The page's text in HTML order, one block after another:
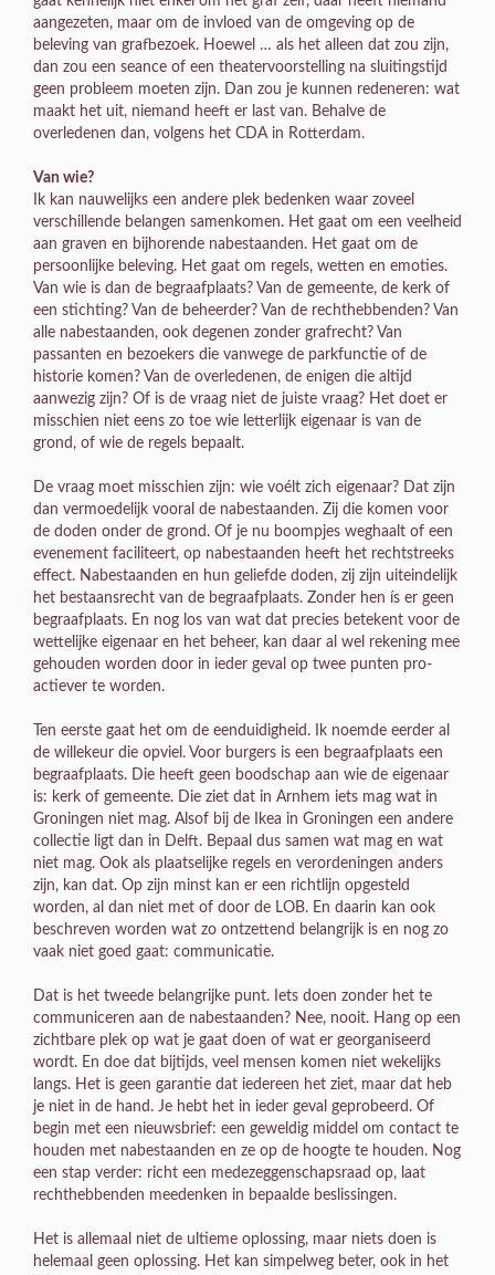
aangezeten, maar om de invloed van de omgeving op de
beleving van grafbezoek. Hoewel … als het alleen dat zou zijn,
dan zou een seance of een theatervoorstelling na sluitingstijd
geen probleem moeten zijn. Dan zou je kunnen redeneren: wat
maakt het uit, niemand heeft er last van. Behalve de
overledenen dan, volgens het CDA in Rotterdam.
Van wie?
Ik kan nauwelijks een andere plek bedenken waar zoveel
verschillende belangen samenkomen. Het gaat om een veelheid
aan graven en bijhorende nabestaanden. Het gaat om de
persoonlijke beleving. Het gaat om regels, wetten en emoties.
Van wie is dan de begraafplaats? Van de gemeente, de kerk of
een stichting? Van de beheerder? Van de rechthebbenden? Van
alle nabestaanden, ook degenen zonder grafrecht? Van
passanten en bezoekers die vanwege de parkfunctie of de
historie komen? Van de overledenen, de enigen die altijd
aanwezig zijn? Of is de vraag niet de juiste vraag? Het doet er
misschien niet eens zo toe wie letterlijk eigenaar is van de
grond, of wie de regels bepaalt.
De vraag moet misschien zijn: wie voélt zich eigenaar? Dat zijn
dan vermoedelijk vooral de nabestaanden. Zij die komen voor
de doden onder de grond. Of je nu boompjes weghaalt of een
evenement faciliteert, op nabestaanden heeft het rechtstreeks
effect. Nabestaanden en hun geliefde doden, zij zijn uiteindelijk
het bestaansrecht van de begraafplaats. Zonder hen ís er geen
begraafplaats. En nog los van wat dat precies betekent voor de
wettelijke eigenaar en het beheer, kan daar al wel rekening mee
gehouden worden door in ieder geval op twee punten pro-
actiever te worden.
Ten eerste gaat het om de eenduidigheid. Ik noemde eerder al
de willekeur die opviel. Voor burgers is een begraafplaats een
begraafplaats. Die heeft geen boodschap aan wie de eigenaar
is: kerk of gemeente. Die ziet dat in Arnhem iets mag wat in
Groningen niet mag. Alsof bij de Ikea in Groningen een andere
collectie ligt dan in Delft. Bepaal dus samen wat mag en wat
niet mag. Ook als plaatselijke regels en verordeningen anders
zijn, kan dat. Op zijn minst kan er een richtlijn opgesteld
worden, al dan niet met of door de LOB. En daarin kan ook
beschreven worden wat zo ontzettend belangrijk is en nog zo
vaak niet goed gaat: communicatie.
Dat is het tweede belangrijke punt. Iets doen zonder het te
communiceren aan de nabestaanden? Nee, nooit. Hang op een
zichtbare plek op wat je gaat doen of wat er georganiseerd
wordt. En doe dat bijtijds, veel mensen komen niet wekelijks
langs. Het is geen garantie dat iedereen het ziet, maar dat heb
je niet in de hand. Je hebt het in ieder geval geprobeerd. Of
begin met een nieuwsbrief: een geweldig middel om contact te
houden met nabestaanden en ze op de hoogte te houden. Nog
een stap verder: richt een medezeggenschapsraad op, laat
rechthebbenden meedenken in bepaalde beslissingen.
Het is allemaal niet de ultieme oplossing, maar niets doen is
helemaal geen oplossing. Het kan simpelweg beter, ook in het